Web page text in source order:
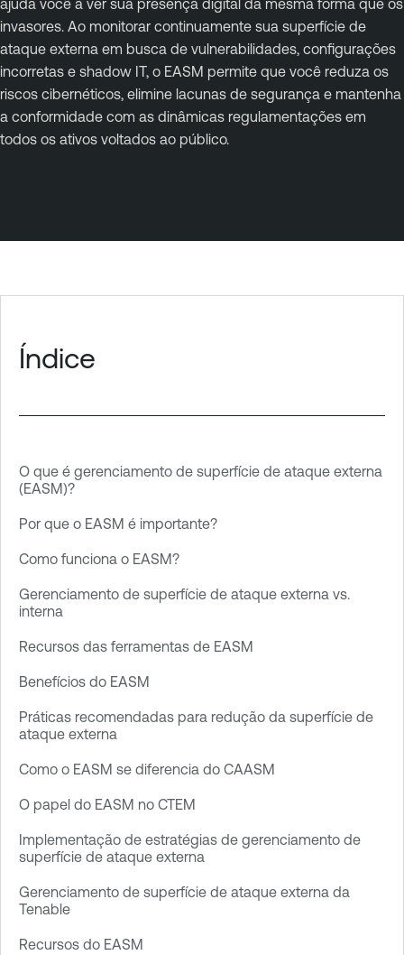
ajuda você a ver sua presença digital da mesma forma que os
invasores. Ao monitorar continuamente sua superfície de
ataque externa em busca de vulnerabilidades, configurações
incorretas e shadow IT, o EASM permite que você reduza os
riscos cibernéticos, elimine lacunas de segurança e mantenha
a conformidade com as dinâmicas regulamentações em
todos os ativos voltados ao público.
Índice
O que é gerenciamento de superfície de ataque externa
(EASM)?
Por que o EASM é importante?
Como funciona o EASM?
Gerenciamento de superfície de ataque externa vs.
interna
Recursos das ferramentas de EASM
Benefícios do EASM
Práticas recomendadas para redução da superfície de
ataque externa
Como o EASM se diferencia do CAASM
O papel do EASM no CTEM
Implementação de estratégias de gerenciamento de
superfície de ataque externa
Gerenciamento de superfície de ataque externa da
Tenable
Recursos do EASM